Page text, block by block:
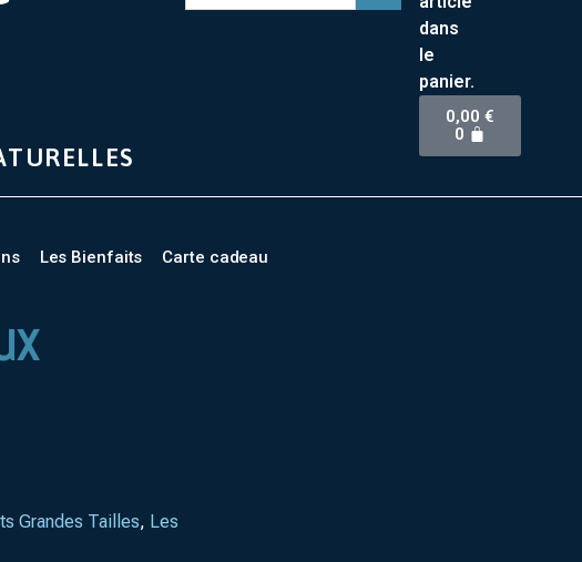
dans
le
panier.
0,00€
0
Les Bienfaits Carte cadeau
Grandes Tailles, Les